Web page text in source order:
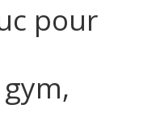
pour